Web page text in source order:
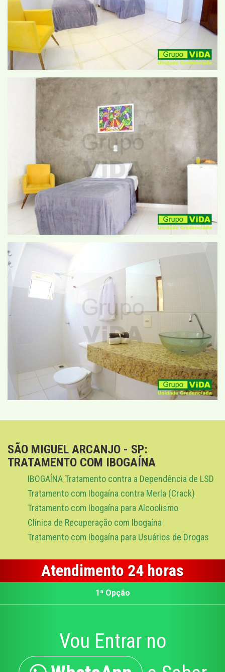
SÃO MIGUEL ARCANJO - SP:
TRATAMENTO COM IBOGAÍNA
IBOGAÍNA Tratamento contra a Dependência de LSD
Tratamento com Ibogaína contra Merla (Crack)
Tratamento com Ibogaína para Alcoolismo
Clínica de Recuperação com Ibogaína
Tratamento com Ibogaína para Usuários de Drogas
Atendimento 24 horas
1ª Opção
Vou Entrar no